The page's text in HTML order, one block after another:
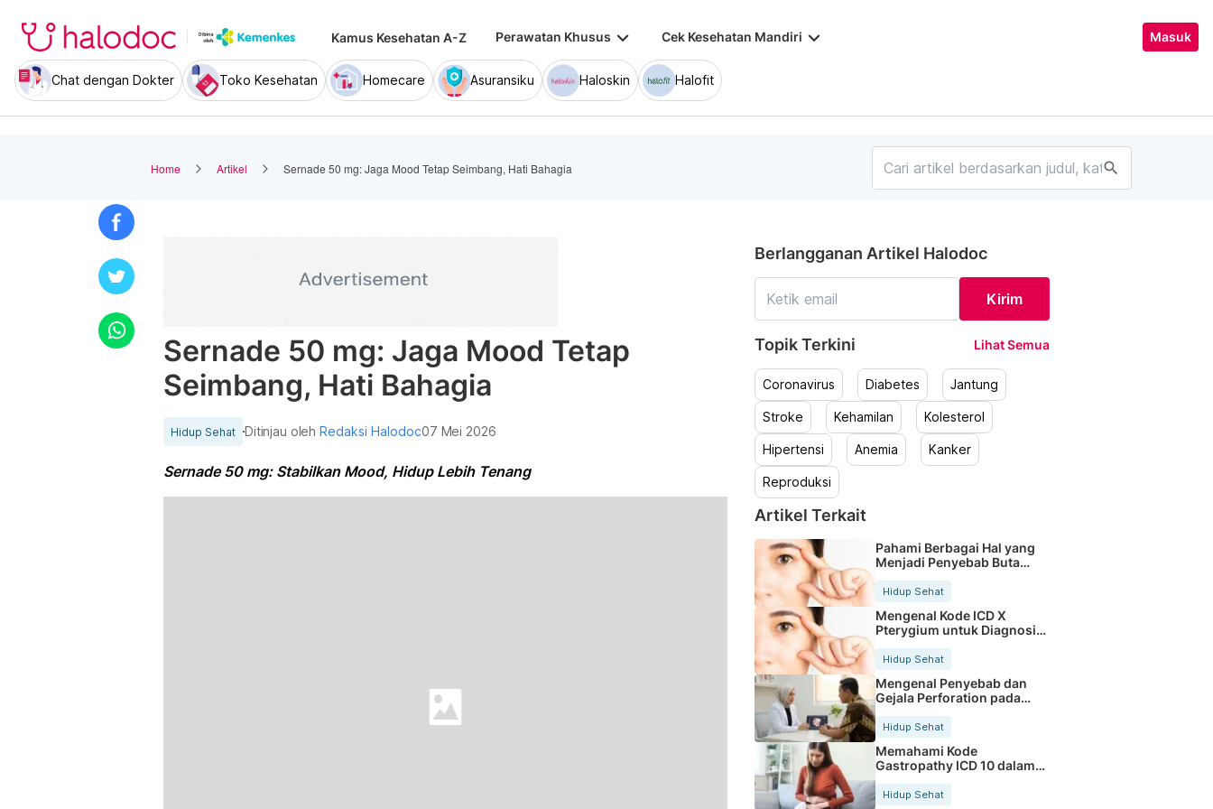
Kamus Kesehatan A-Z Perawatan Khusus keyboard_arrow_down Cek Kesehatan Mandiri keyboard_arrow_down Masuk
Chat dengan Dokter Toko Kesehatan Homecare Asuransiku Haloskin Halofit
Home Artikel Sernade 50 mg: Jaga Mood Tetap Seimbang, Hati Bahagia search
Sernade 50 mg: Jaga Mood Tetap
Seimbang, Hati Bahagia
Hidup Sehat Ditinjau olehRedaksi Halodoc07 Mei 2026
Sernade 50 mg: Stabilkan Mood, Hidup Lebih Tenang
Berlangganan Artikel Halodoc
Kirim
Topik Terkini Lihat Semua
Coronavirus Diabetes Jantung
Stroke Kehamilan Kolesterol
Hipertensi Anemia Kanker
Reproduksi
Artikel Terkait
Pahami Berbagai Hal yang
Menjadi Penyebab Buta
Hidup Sehat
Mengenal Kode ICD X
Pterygium untuk Diagnosis
Hidup Sehat
Mengenal Penyebab dan
Gejala Perforation pada
Tubuh
Hidup Sehat
Memahami Kode
Gastropathy ICD 10 dalam
Rekam Medis Pasien
Hidup Sehat